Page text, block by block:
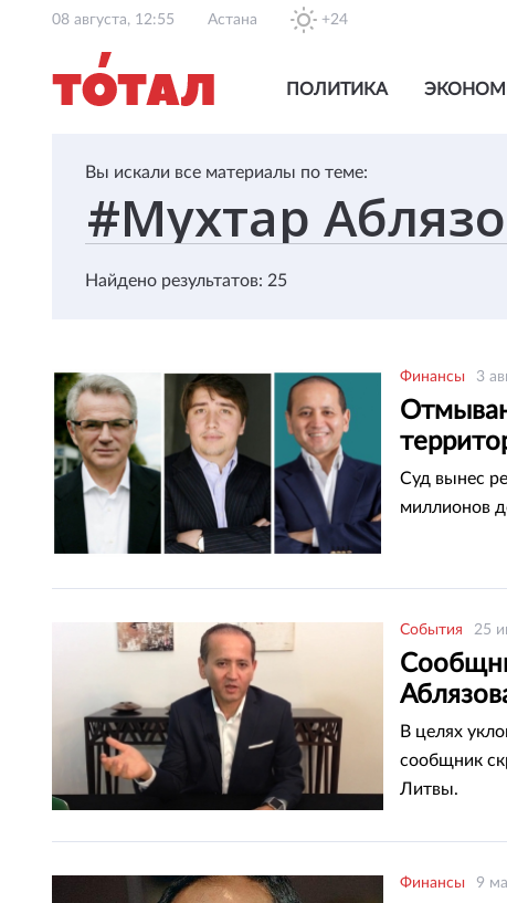
08 августа, 12:55 Астана +24
ПОЛИТИКА
Вы искали все материалы по теме:
Найдено результатов: 25
Финансы 3
Суд вынес
миллионов
События 25
В целях
сообщник
Литвы.
Финансы 9